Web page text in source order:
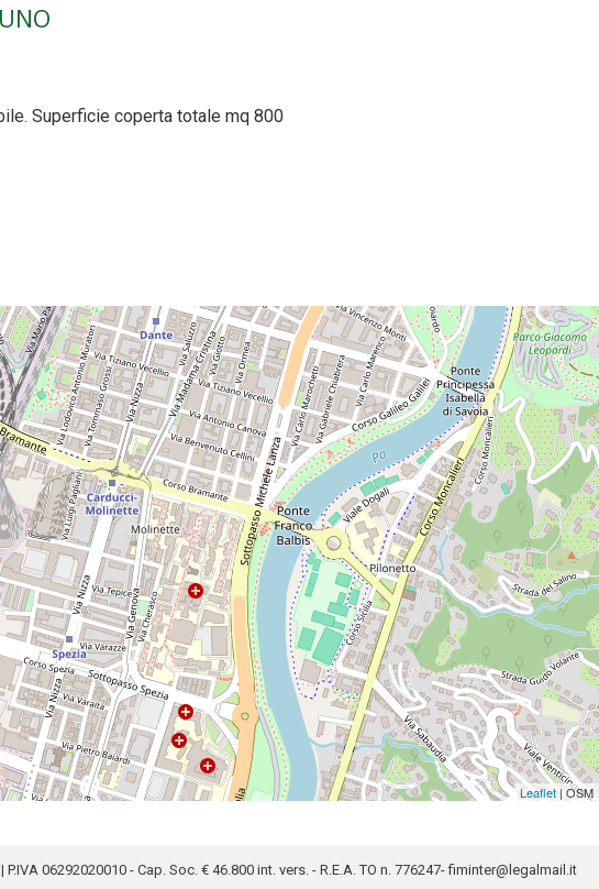
Superficie coperta totale mq 800
Leaflet| OSM
| P.IVA 06292020010 - Cap. Soc. € 46.800 int. vers. - R.E.A. TO n. 776247-fiminter@legalmail.it